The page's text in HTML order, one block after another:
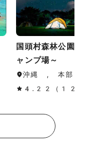
国頭村森林公園～
ャンプ場～
沖縄 , 本部・名
4.22（12件の